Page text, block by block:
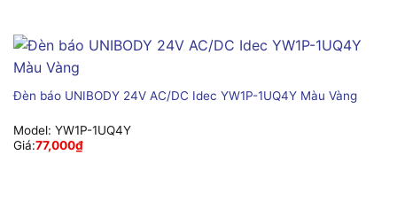
Đèn báo UNIBODY 24V AC/DC Idec YW1P-1UQ4Y Màu Vàng
Model: YW1P-1UQ4Y
Giá:77,000₫